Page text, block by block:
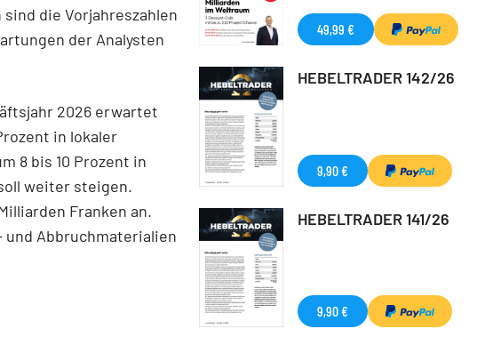
die Vorjahreszahlen
der Analysten
2026 erwartet
in lokaler
8 bis 10 Prozent in
weiter steigen.
Franken an.
und Abbruchmaterialien
49,99 €
HEBELTRADER 142/26
9,90 €
HEBELTRADER 141/26
9,90 €